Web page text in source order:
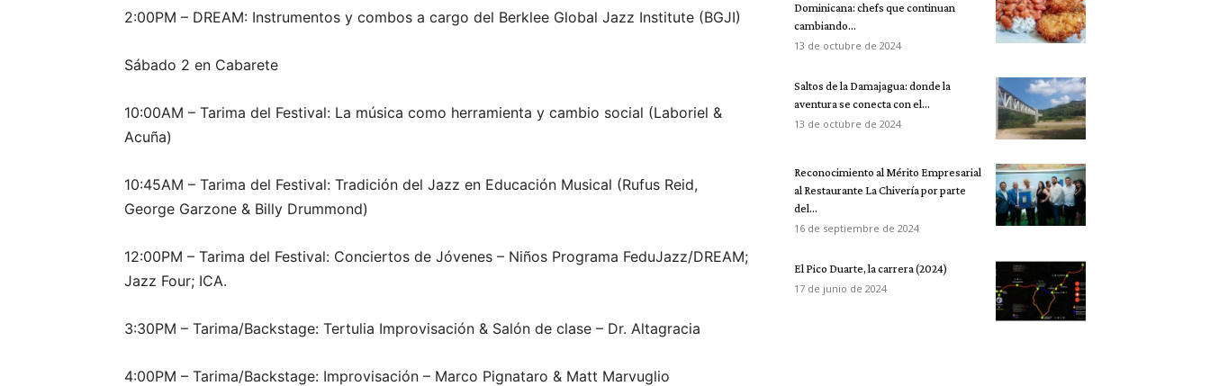
2:00PM – DREAM: Instrumentos y combos a cargo del Berklee Global Jazz Institute (BGJI)
Sábado 2 en Cabarete
10:00AM – Tarima del Festival: La música como herramienta y cambio social (Laboriel &
Acuña)
10:45AM – Tarima del Festival: Tradición del Jazz en Educación Musical (Rufus Reid,
George Garzone & Billy Drummond)
12:00PM – Tarima del Festival: Conciertos de Jóvenes – Niños Programa FeduJazz/DREAM;
Jazz Four; ICA.
3:30PM – Tarima/Backstage: Tertulia Improvisación & Salón de clase – Dr. Altagracia
4:00PM – Tarima/Backstage: Improvisación – Marco Pignataro & Matt Marvuglio
Dominicana: chefs que continuan
cambiando...
13 de octubre de 2024
Saltos de la Damajagua: donde la
aventura se conecta con el...
13 de octubre de 2024
Reconocimiento al Mérito Empresarial
al Restaurante La Chivería por parte
del...
16 de septiembre de 2024
El Pico Duarte, la carrera (2024)
17 de junio de 2024